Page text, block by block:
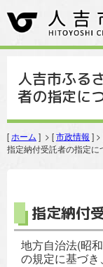
人吉市ふる
者の指定に
[ ホーム ] > [市政情報 ] >
指定納付受託者の指定に
指定納付
地方自治法(昭
の規定に基づき